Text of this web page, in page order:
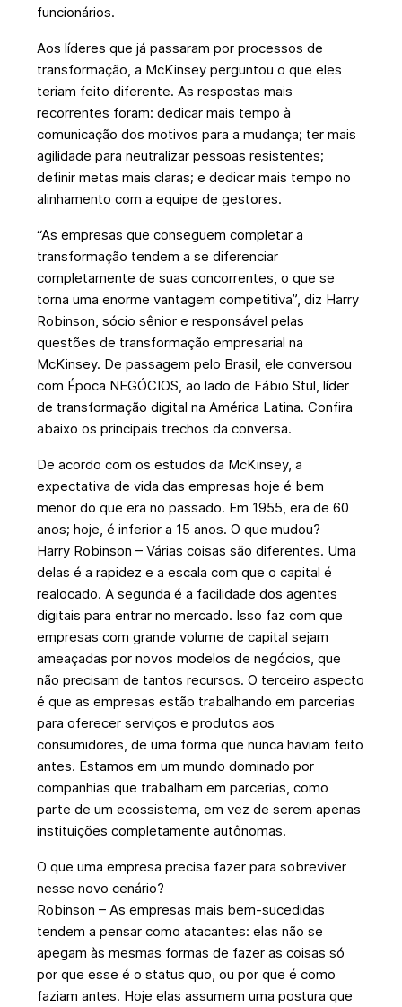
funcionários.
Aos líderes que já passaram por processos de
transformação, a McKinsey perguntou o que eles
teriam feito diferente. As respostas mais
recorrentes foram: dedicar mais tempo à
comunicação dos motivos para a mudança; ter mais
agilidade para neutralizar pessoas resistentes;
definir metas mais claras; e dedicar mais tempo no
alinhamento com a equipe de gestores.
“As empresas que conseguem completar a
transformação tendem a se diferenciar
completamente de suas concorrentes, o que se
torna uma enorme vantagem competitiva”, diz Harry
Robinson, sócio sênior e responsável pelas
questões de transformação empresarial na
McKinsey. De passagem pelo Brasil, ele conversou
com Época NEGÓCIOS, ao lado de Fábio Stul, líder
de transformação digital na América Latina. Confira
abaixo os principais trechos da conversa.
De acordo com os estudos da McKinsey, a
expectativa de vida das empresas hoje é bem
menor do que era no passado. Em 1955, era de 60
anos; hoje, é inferior a 15 anos. O que mudou?
Harry Robinson – Várias coisas são diferentes. Uma
delas é a rapidez e a escala com que o capital é
realocado. A segunda é a facilidade dos agentes
digitais para entrar no mercado. Isso faz com que
empresas com grande volume de capital sejam
ameaçadas por novos modelos de negócios, que
não precisam de tantos recursos. O terceiro aspecto
é que as empresas estão trabalhando em parcerias
para oferecer serviços e produtos aos
consumidores, de uma forma que nunca haviam feito
antes. Estamos em um mundo dominado por
companhias que trabalham em parcerias, como
parte de um ecossistema, em vez de serem apenas
instituições completamente autônomas.
O que uma empresa precisa fazer para sobreviver
nesse novo cenário?
Robinson – As empresas mais bem-sucedidas
tendem a pensar como atacantes: elas não se
apegam às mesmas formas de fazer as coisas só
por que esse é o status quo, ou por que é como
faziam antes. Hoje elas assumem uma postura que